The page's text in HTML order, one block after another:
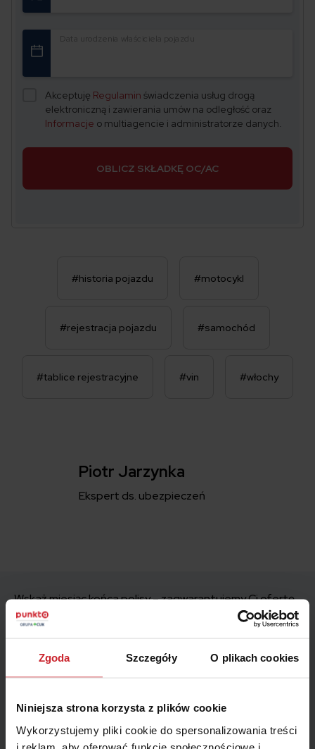
Zgoda Szczegóły O plikach cookies
Niniejsza strona korzysta z plików cookie
Wykorzystujemy pliki cookie do spersonalizowania treści
i reklam, aby oferować funkcje społecznościowe i
Data urodzenia właściciela pojazdu
Akceptuję Regulamin świadczenia usług drogą
elektroniczną i zawierania umów na odległość oraz
Informacje o multiagencie i administratorze danych.
OBLICZ SKŁADKĘ OC/AC
#historia pojazdu #motocykl
#rejestracja pojazdu #samochód
#tablice rejestracyjne #vin #włochy
Piotr Jarzynka
Ekspert ds. ubezpieczeń
Wskaż miesiąc końca polisy – zagwarantujemy Ci ofertę
z najniższą ceną.
Jak możemy się z Tobą skontaktować?
Telefon E-mail